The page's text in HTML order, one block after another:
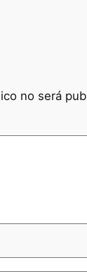
no será